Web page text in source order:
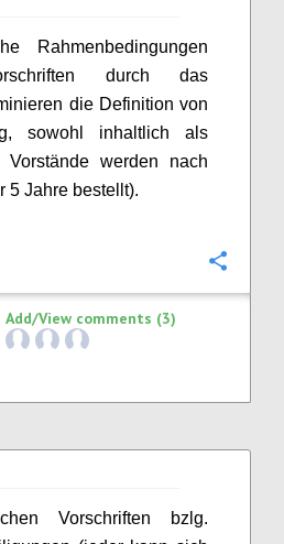
Rahmenbedingungen
durch das
die Definition von
sowohl inhaltlich als
werden nach
5 Jahre bestellt).
Add/View comments (3)
Vorschriften bzlg.